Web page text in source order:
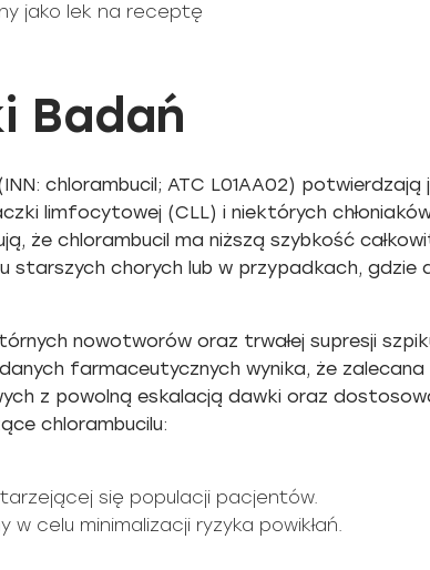
jako lek na receptę
Badań
chlorambucil; ATC L01AA02)
limfocytowej (CLL) i niektórych
że chlorambucil ma niższą szybkość
starszych chorych lub w przypadkach,
nowotworów oraz trwałej supresji
farmaceutycznych wynika, że
z powolną eskalacją dawki oraz
chlorambucilu:
się populacji pacjentów.
celu minimalizacji ryzyka powikłań.